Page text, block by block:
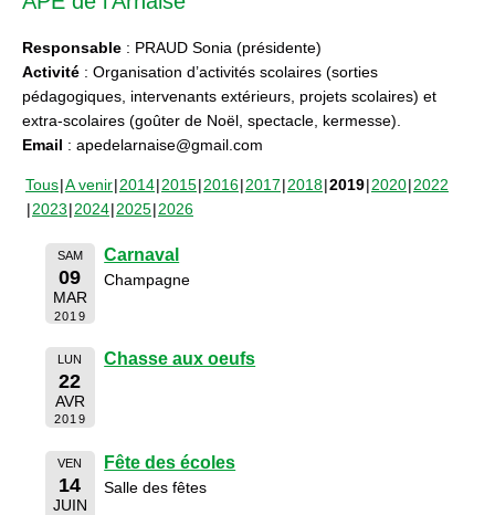
Responsable : PRAUD Sonia (présidente)
Activité : Organisation d’activités scolaires (sorties
pédagogiques, intervenants extérieurs, projets scolaires) et
extra-scolaires (goûter de Noël, spectacle, kermesse).
Email : apedelarnaise@gmail.com
Tous A venir 2014 2015 2016 2017 2018 2019 2020 2022
2023 2024 2025 2026
SAM
09
MAR
2019
Carnaval
Champagne
LUN
22
AVR
2019
Chasse aux oeufs
VEN
14
JUIN
Fête des écoles
Salle des fêtes